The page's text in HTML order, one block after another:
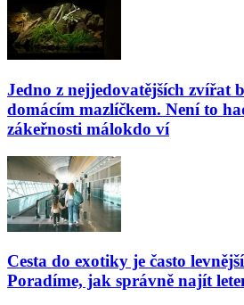
Jedno z nejjedovatějších zvířat
domácím mazlíčkem. Není to
zákeřnosti málokdo ví
Cesta do exotiky je často
Poradíme, jak správně najít